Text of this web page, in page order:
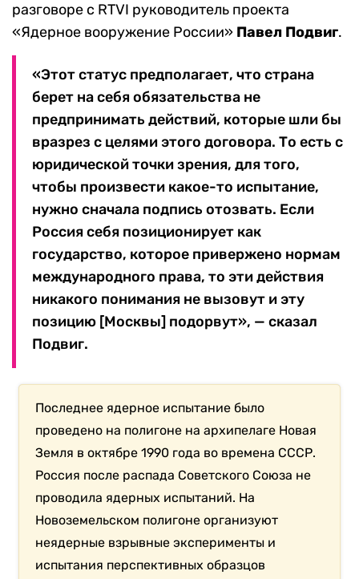
разговоре с RTVI руководитель проекта
«Ядерное вооружение России» Павел Подвиг.
«Этот статус предполагает, что страна
берет на себя обязательства не
предпринимать действий, которые шли бы
вразрез с целями этого договора. То есть с
юридической точки зрения, для того,
чтобы произвести какое-то испытание,
нужно сначала подпись отозвать. Если
Россия себя позиционирует как
государство, которое привержено нормам
международного права, то эти действия
никакого понимания не вызовут и эту
позицию [Москвы] подорвут», — сказал
Подвиг.
Последнее ядерное испытание было
проведено на полигоне на архипелаге Новая
Земля в октябре 1990 года во времена СССР.
Россия после распада Советского Союза не
проводила ядерных испытаний. На
Новоземельском полигоне организуют
неядерные взрывные эксперименты и
испытания перспективных образцов